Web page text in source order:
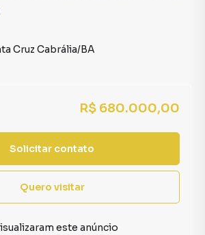
Cruz Cabrália/BA
R$ 680.000,00
Solicitar contato
Quero visitar
este anúncio